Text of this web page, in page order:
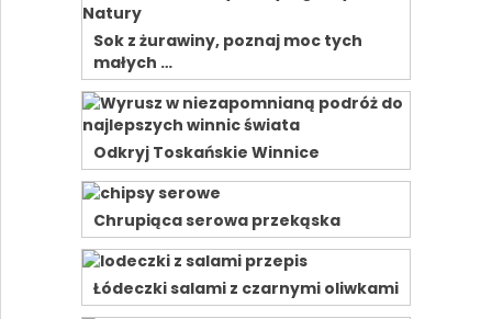
Sok z żurawiny, poznaj moc tych
małych …
Odkryj Toskańskie Winnice
Chrupiąca serowa przekąska
Łódeczki salami z czarnymi oliwkami